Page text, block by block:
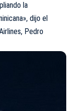
la
dijo el
Pedro